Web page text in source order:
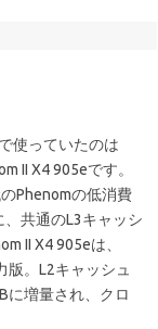
使っていたのは
II X4 905eです。
Phenomの低消費
共通のL3キャッシ
II X4 905eは、
版。L2キャッシュ
に増量され、クロ